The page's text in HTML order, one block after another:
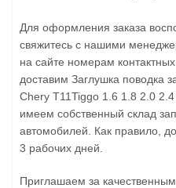
Для оформления заказа
свяжитесь с нашими
на сайте номерам
доставим Заглушка поводка
Chery T11Tiggo 1.6 1.8 2.0
имеем собственный склад
автомобилей. Как правило,
3 рабочих дней.
Приглашаем за